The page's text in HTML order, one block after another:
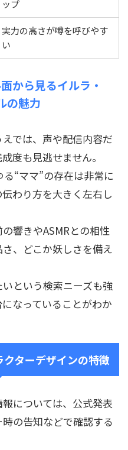
ップ
実力の高さが噂を呼びやす
い
から見るイルラ・
の魅力
では、声や配信内容だ
度も見逃せません。
“ママ”の存在は非常に
わり方を大きく左右し
響きやASMRとの相性
、どこか妖しさを備え
という検索ニーズも強
なっていることがわか
ターデザインの特徴
については、公式発表
の告知などで確認する